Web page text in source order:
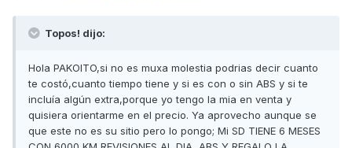
Topos! dijo:
Hola PAKOITO,si no es muxa molestia podrias decir cuanto
te costó,cuanto tiempo tiene y si es con o sin ABS y si te
incluía algún extra,porque yo tengo la mia en venta y
quisiera orientarme en el precio. Ya aprovecho aunque se
que este no es su sitio pero lo pongo; Mi SD TIENE 6 MESES